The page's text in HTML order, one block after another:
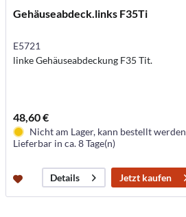
Gehäuseabdeck.links F35Ti
E5721
linke Gehäuseabdeckung F35 Tit.
48,60 €
Nicht am Lager, kann bestellt werden
Lieferbar in ca. 8 Tage(n)
Details Jetzt kaufen